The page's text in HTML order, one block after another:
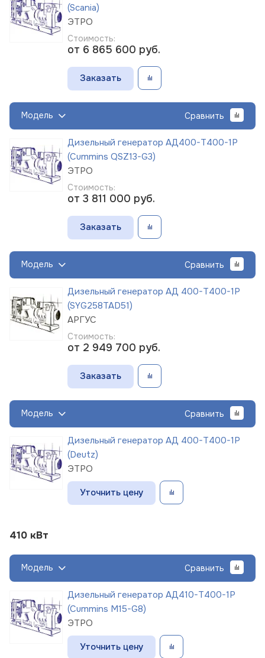
(Scania)
ЭТРО
Стоимость:
от 6 865 600 руб.
Заказать
Модель Сравнить
Дизельный генератор АД400-Т400-1Р
(Cummins QSZ13-G3)
ЭТРО
Стоимость:
от 3 811 000 руб.
Заказать
Модель Сравнить
Дизельный генератор АД 400-Т400-1Р
(SYG258TAD51)
АРГУС
Стоимость:
от 2 949 700 руб.
Заказать
Модель Сравнить
Дизельный генератор АД 400-Т400-1Р
(Deutz)
ЭТРО
Уточнить цену
410 кВт
Модель Сравнить
Дизельный генератор АД410-Т400-1Р
(Cummins M15-G8)
ЭТРО
Уточнить цену